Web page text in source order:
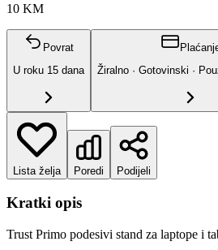
10 KM
Povrat
U roku 15 dana
Žiralno · Gotovinski ·
Lista želja Poredi Podijeli
Kratki opis
Trust Primo podesivi stand za laptope i